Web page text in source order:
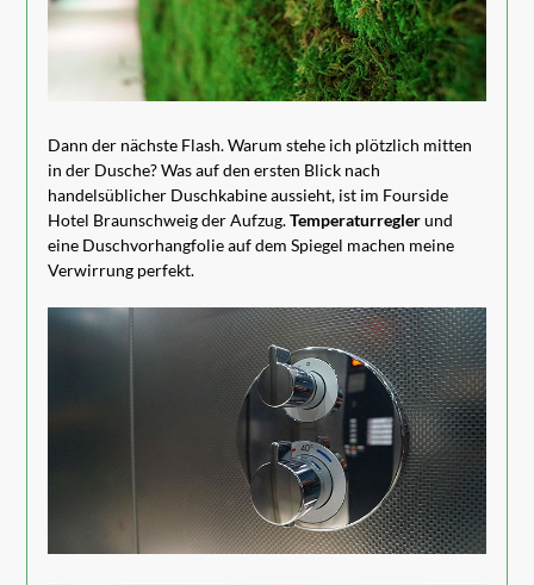
Dann der nächste Flash. Warum stehe ich plötzlich mitten
in der Dusche? Was auf den ersten Blick nach
handelsüblicher Duschkabine aussieht, ist im Fourside
Hotel Braunschweig der Aufzug.Temperaturreglerund
eine Duschvorhangfolie auf dem Spiegel machen meine
Verwirrung perfekt.